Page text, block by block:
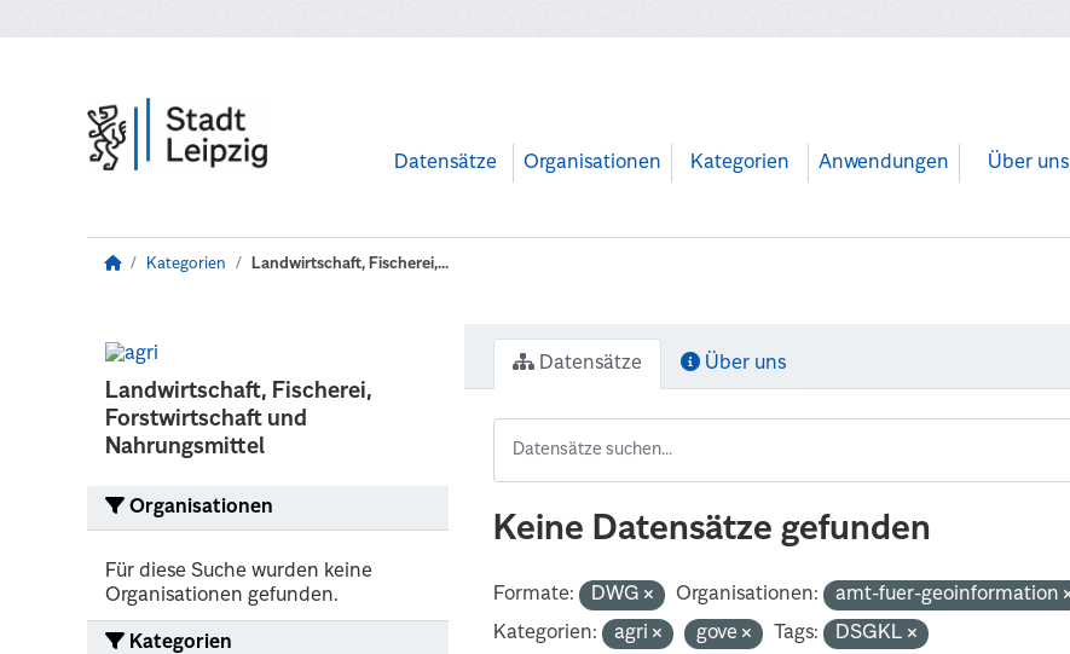
Datensätze Organisationen Kategorien Anwendungen Über uns
Kategorien Landwirtschaft, Fischerei,...
Landwirtschaft, Fischerei,
Forstwirtschaft und
Nahrungsmittel
Organisationen
Für diese Suche wurden keine
Organisationen gefunden.
Kategorien
Datensätze Über uns
Keine Datensätze gefunden
Formate: DWG Organisationen:
amt-fuer-geoinformation
Kategorien:
agri gove Tags:
DSGKL